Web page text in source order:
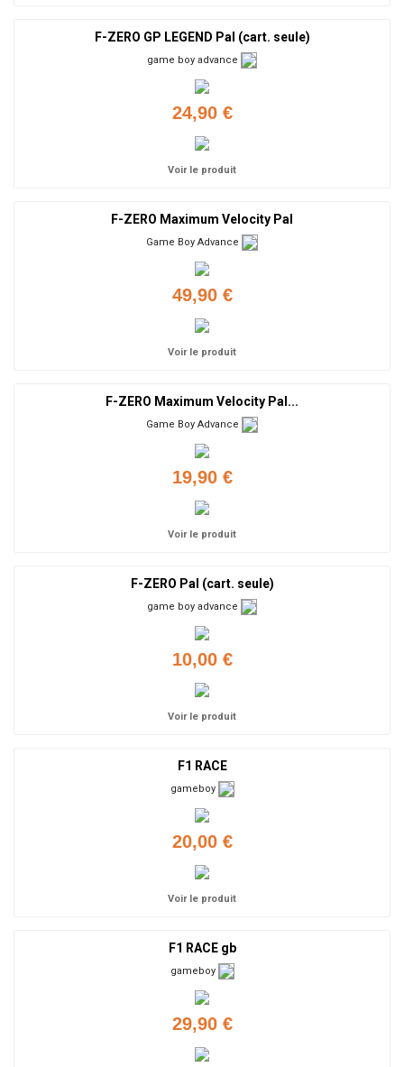
F-ZERO GP LEGEND Pal (cart. seule)
game boy advance
24,90 €
Voir le produit
F-ZERO Maximum Velocity Pal
Game Boy Advance
49,90 €
Voir le produit
F-ZERO Maximum Velocity Pal...
Game Boy Advance
19,90 €
Voir le produit
F-ZERO Pal (cart. seule)
game boy advance
10,00 €
Voir le produit
F1 RACE
gameboy
20,00 €
Voir le produit
F1 RACE gb
gameboy
29,90 €